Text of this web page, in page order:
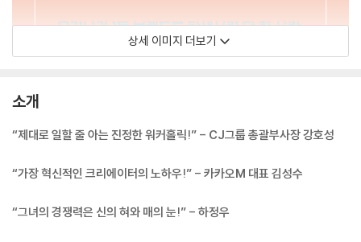
상세 이미지 더보기
소개
“제대로 일할 줄 아는 진정한 워커홀릭!” - CJ그룹 총괄부사장 강호성
“가장 혁신적인 크리에이터의 노하우!” - 카카오M 대표 김성수
“그녀의 경쟁력은 신의 혀와 매의 눈!” - 하정우